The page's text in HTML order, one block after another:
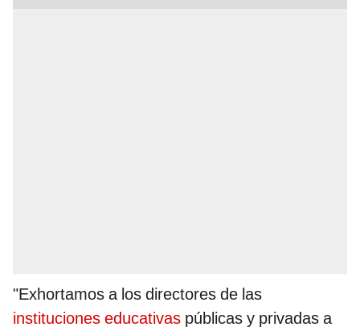
"Exhortamos a los directores de las
instituciones educativas públicas y privadas a